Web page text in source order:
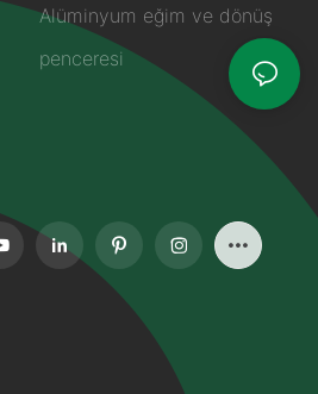
Alüminyum eğim ve dönüş
penceresi